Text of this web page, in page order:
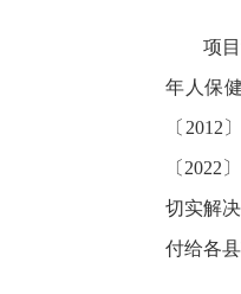
项
年人保
〔
〔2022
切实解
付给各县